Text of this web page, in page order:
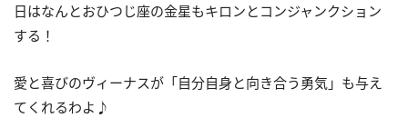
日はなんとおひつじ座の金星もキロンとコンジャンクション
する！
愛と喜びのヴィーナスが「自分自身と向き合う勇気」も与え
てくれるわよ♪